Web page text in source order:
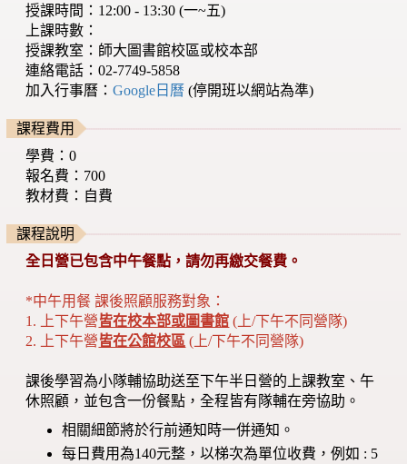
授課時間：12:00 - 13:30 (一~五)
上課時數：
授課教室：師大圖書館校區或校本部
連絡電話：02-7749-5858
加入行事曆：Google日曆(停開班以網站為準)
課程費用
學費：0
報名費：700
教材費：自費
課程說明
全日營已包含中午餐點，請勿再繳交餐費。
*中午用餐 課後照顧服務對象：
1. 上下午營皆在校本部或圖書館 (上/下午不同營隊)
2. 上下午營皆在公館校區 (上/下午不同營隊)
課後學習為小隊輔協助送至下午半日營的上課教室、午
休照顧，並包含一份餐點，全程皆有隊輔在旁協助。
相關細節將於行前通知時一併通知。
每日費用為140元整，以梯次為單位收費，例如 : 5